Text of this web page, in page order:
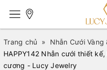
Trang chủ » Nhẫn Cưới Vàng
HAPPY142 Nhẫn cưới thiết
cương - Lucy Jewelry